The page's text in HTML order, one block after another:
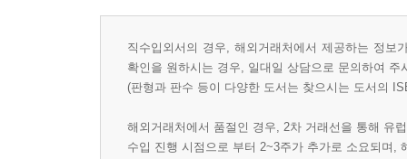
직수입외서의 경우, 해외거래처에서 제공하는 정
확인을 원하시는 경우, 일대일 상담으로 문의하여 주
(판형과 판수 등이 다양한 도서는 찾으시는 도서의
해외거래처에서 품절인 경우, 2차 거래선을 통해 유
수입 진행 시점으로 부터 2~3주가 추가로 소요되며,